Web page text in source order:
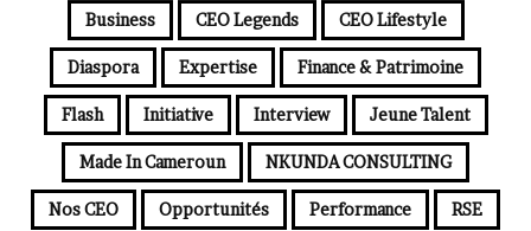
Business CEO Legends CEO Lifestyle
Diaspora Expertise Finance & Patrimoine
Flash Initiative Interview Jeune Talent
Made In Cameroun NKUNDA CONSULTING
Nos CEO Opportunités Performance RSE